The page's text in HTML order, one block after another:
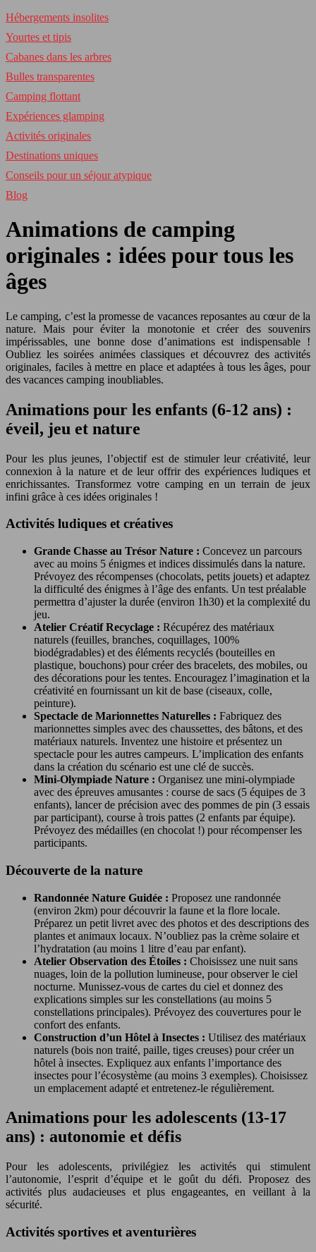
Hébergements insolites
Yourtes et tipis
Cabanes dans les arbres
Bulles transparentes
Camping flottant
Expériences glamping
Activités originales
Destinations uniques
Conseils pour un séjour atypique
Blog
Animations de camping
originales : idées pour tous les
âges
Le camping, c’est la promesse de vacances reposantes au cœur de la
nature. Mais pour éviter la monotonie et créer des souvenirs
impérissables, une bonne dose d’animations est indispensable !
Oubliez les soirées animées classiques et découvrez des activités
originales, faciles à mettre en place et adaptées à tous les âges, pour
des vacances camping inoubliables.
Animations pour les enfants (6-12 ans) :
éveil, jeu et nature
Pour les plus jeunes, l’objectif est de stimuler leur créativité, leur
connexion à la nature et de leur offrir des expériences ludiques et
enrichissantes. Transformez votre camping en un terrain de jeux
infini grâce à ces idées originales !
Activités ludiques et créatives
Grande Chasse au Trésor Nature : Concevez un parcours
avec au moins 5 énigmes et indices dissimulés dans la nature.
Prévoyez des récompenses (chocolats, petits jouets) et adaptez
la difficulté des énigmes à l’âge des enfants. Un test préalable
permettra d’ajuster la durée (environ 1h30) et la complexité du
jeu.
Atelier Créatif Recyclage : Récupérez des matériaux
naturels (feuilles, branches, coquillages, 100%
biodégradables) et des éléments recyclés (bouteilles en
plastique, bouchons) pour créer des bracelets, des mobiles, ou
des décorations pour les tentes. Encouragez l’imagination et la
créativité en fournissant un kit de base (ciseaux, colle,
peinture).
Spectacle de Marionnettes Naturelles : Fabriquez des
marionnettes simples avec des chaussettes, des bâtons, et des
matériaux naturels. Inventez une histoire et présentez un
spectacle pour les autres campeurs. L’implication des enfants
dans la création du scénario est une clé de succès.
Mini-Olympiade Nature : Organisez une mini-olympiade
avec des épreuves amusantes : course de sacs (5 équipes de 3
enfants), lancer de précision avec des pommes de pin (3 essais
par participant), course à trois pattes (2 enfants par équipe).
Prévoyez des médailles (en chocolat !) pour récompenser les
participants.
Découverte de la nature
Randonnée Nature Guidée : Proposez une randonnée
(environ 2km) pour découvrir la faune et la flore locale.
Préparez un petit livret avec des photos et des descriptions des
plantes et animaux locaux. N’oubliez pas la crème solaire et
l’hydratation (au moins 1 litre d’eau par enfant).
Atelier Observation des Étoiles : Choisissez une nuit sans
nuages, loin de la pollution lumineuse, pour observer le ciel
nocturne. Munissez-vous de cartes du ciel et donnez des
explications simples sur les constellations (au moins 5
constellations principales). Prévoyez des couvertures pour le
confort des enfants.
Construction d’un Hôtel à Insectes : Utilisez des matériaux
naturels (bois non traité, paille, tiges creuses) pour créer un
hôtel à insectes. Expliquez aux enfants l’importance des
insectes pour l’écosystème (au moins 3 exemples). Choisissez
un emplacement adapté et entretenez-le régulièrement.
Animations pour les adolescents (13-17
ans) : autonomie et défis
Pour les adolescents, privilégiez les activités qui stimulent
l’autonomie, l’esprit d’équipe et le goût du défi. Proposez des
activités plus audacieuses et plus engageantes, en veillant à la
sécurité.
Activités sportives et aventurières